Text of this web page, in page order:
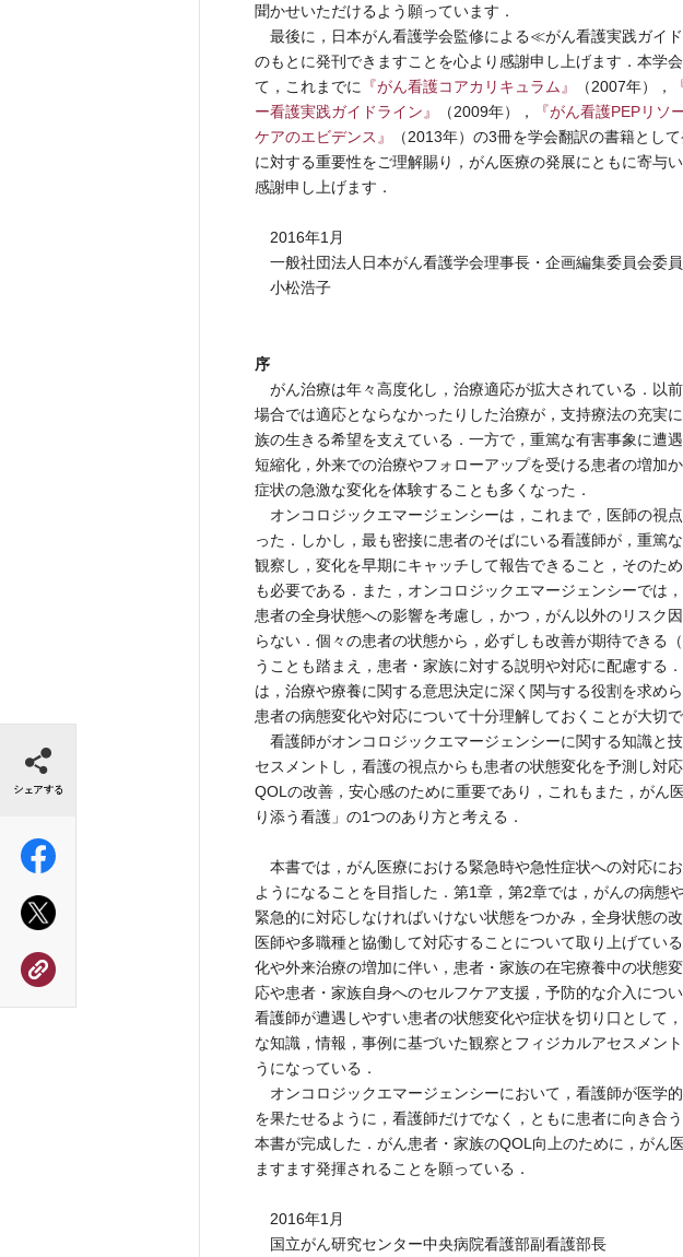
聞かせいただけるよう願っています．
最後に，日本がん看護学会監修による≪がん看護実践ガイ
のもとに発刊できますことを心より感謝申し上げます．本学
て，これまでに
『がん看護コアカリキュラム』 （2007年），
ー看護実践ガイドライン』
（2009年），
『がん看護PEPリソ
ケアのエビデンス』
（2013年）の3冊を学会翻訳の書籍とし
に対する重要性をご理解賜り，がん医療の発展にともに寄与
感謝申し上げます．
2016年1月
一般社団法人日本がん看護学会理事長・企画編集委員会委
小松浩子
序
がん治療は年々高度化し，治療適応が拡大されている．以
場合では適応とならなかったりした治療が，支持療法の充実
族の生きる希望を支えている．一方で，重篤な有害事象に遭
短縮化，外来での治療やフォローアップを受ける患者の増加
症状の急激な変化を体験することも多くなった．
オンコロジックエマージェンシーは，これまで，医師の視
った．しかし，最も密接に患者のそばにいる看護師が，重篤
観察し，変化を早期にキャッチして報告できること，そのた
も必要である．また，オンコロジックエマージェンシーでは
患者の全身状態への影響を考慮し，かつ，がん以外のリスク
らない．個々の患者の状態から，必ずしも改善が期待できる
うことも踏まえ，患者・家族に対する説明や対応に配慮する
は，治療や療養に関する意思決定に深く関与する役割を求め
患者の病態変化や対応について十分理解しておくことが大切で
看護師がオンコロジックエマージェンシーに関する知識と
セスメントし，看護の視点からも患者の状態変化を予測し対
QOLの改善，安心感のために重要であり，これもまた，がん
り添う看護」の1つのあり方と考える．
本書では，がん医療における緊急時や急性症状への対応に
ようになることを目指した．第1章，第2章では，がんの病態
緊急的に対応しなければいけない状態をつかみ，全身状態の
医師や多職種と協働して対応することについて取り上げてい
化や外来治療の増加に伴い，患者・家族の在宅療養中の状態
応や患者・家族自身へのセルフケア支援，予防的な介入につ
看護師が遭遇しやすい患者の状態変化や症状を切り口として
な知識，情報，事例に基づいた観察とフィジカルアセスメン
うになっている．
オンコロジックエマージェンシーにおいて，看護師が医学
を果たせるように，看護師だけでなく，ともに患者に向き合
本書が完成した．がん患者・家族のQOL向上のために，がん
ますます発揮されることを願っている．
2016年1月
国立がん研究センター中央病院看護部副看護部長